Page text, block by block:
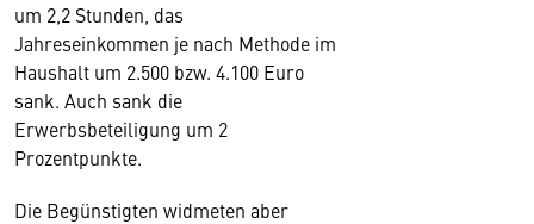
um 2,2 Stunden, das
Jahreseinkommen je nach Methode im
Haushalt um 2.500 bzw. 4.100 Euro
sank. Auch sank die
Erwerbsbeteiligung um 2
Prozentpunkte.
Die Begünstigten widmeten aber